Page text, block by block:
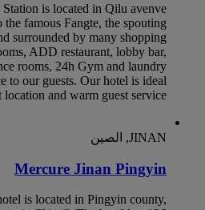
is located in Qilu avenve
famous Fangte, the spouting
surrounded by many shopping
ADD restaurant, lobby bar,
rooms, 24h Gym and laundry
to our guests. Our hotel is ideal
and warm guest service.
JINAN, الصين
Mercure Jinan Pingyin
is located in Pingyin county,